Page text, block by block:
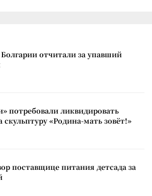
отчитали за упавший
потребовали ликвидировать
скульптуру «Родина-мать зовёт!»
поставщице питания детсада за